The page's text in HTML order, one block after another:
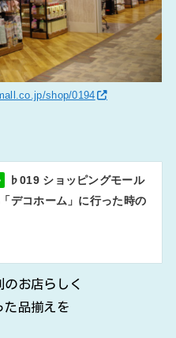
shop/0194
♭019 ショッピングモール
デコホーム」に行った時の
お店らしく
た品揃えを